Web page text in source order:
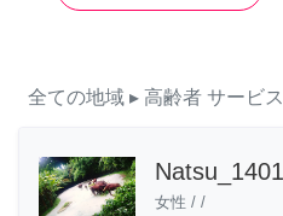
全ての地域 ▸ 高齢者 サービス
女性 / /